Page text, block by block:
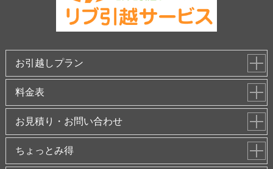
お引越しプラン
料金表
お見積り・お問い合わせ
ちょっとみ得